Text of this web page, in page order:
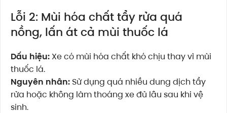
Lỗi 2: Mùi hóa chất tẩy rửa quá
nồng, lấn át cả mùi thuốc lá
Dấu hiệu: Xe có mùi hóa chất khó chịu thay vì mùi
thuốc lá.
Nguyên nhân: Sử dụng quá nhiều dung dịch tẩy
rửa hoặc không làm thoáng xe đủ lâu sau khi vệ
sinh.